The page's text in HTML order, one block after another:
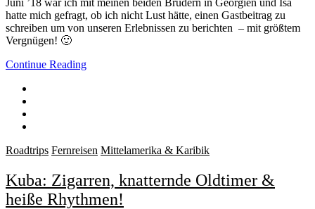
hatte mich gefragt, ob ich nicht Lust hätte, einen Gastbeitrag zu
schreiben um von unseren Erlebnissen zu berichten – mit größtem
Vergnügen! 🙂
Continue Reading
Roadtrips Fernreisen Mittelamerika & Karibik
Kuba: Zigarren, knatternde Oldtimer &
heiße Rhythmen!